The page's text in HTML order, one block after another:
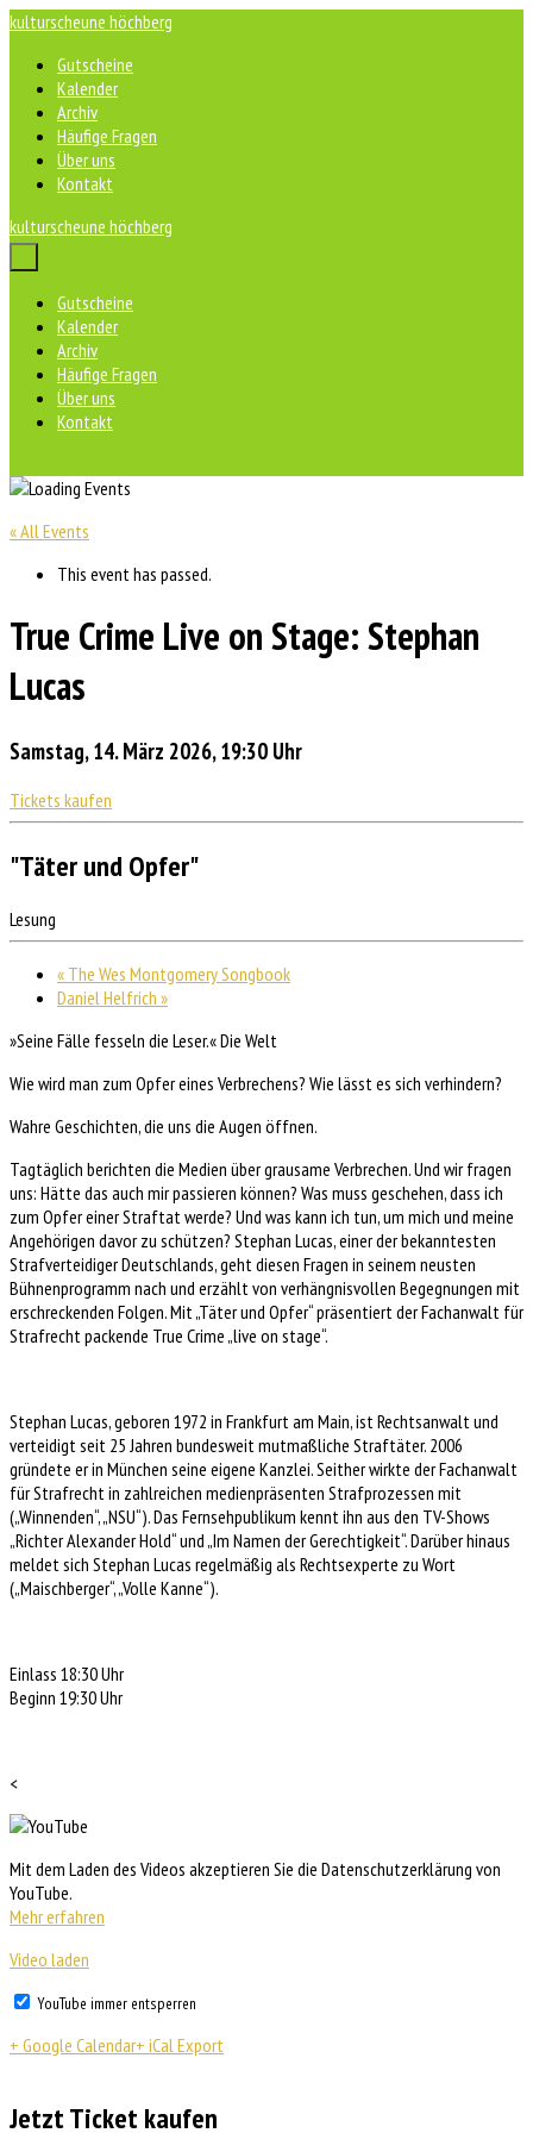
Zum
springen
kulturscheune höchberg
Gutscheine
Kalender
Archiv
Häufige Fragen
Über uns
Kontakt
kulturscheune höchberg
Menü-
Gutscheine
Kalender
Archiv
Häufige Fragen
Über uns
Kontakt
« All Events
This event has passed.
True Crime Live on Stage: Stephan
Lucas
Samstag, 14. März 2026, 19:30 Uhr
Tickets kaufen
"Täter und Opfer"
Lesung
« The Wes Montgomery Songbook
Daniel Helfrich »
»Seine Fälle fesseln die Leser.« Die Welt
Wie wird man zum Opfer eines Verbrechens? Wie lässt es sich verhindern?
Wahre Geschichten, die uns die Augen öffnen.
Tagtäglich berichten die Medien über grausame Verbrechen. Und wir fragen
uns: Hätte das auch mir passieren können? Was muss geschehen, dass ich
zum Opfer einer Straftat werde? Und was kann ich tun, um mich und meine
Angehörigen davor zu schützen? Stephan Lucas, einer der bekanntesten
Strafverteidiger Deutschlands, geht diesen Fragen in seinem neusten
Bühnenprogramm nach und erzählt von verhängnisvollen Begegnungen mit
erschreckenden Folgen. Mit „Täter und Opfer“ präsentiert der Fachanwalt für
Strafrecht packende True Crime „live on stage“.
Stephan Lucas, geboren 1972 in Frankfurt am Main, ist Rechtsanwalt und
verteidigt seit 25 Jahren bundesweit mutmaßliche Straftäter. 2006
gründete er in München seine eigene Kanzlei.Seither wirkte der Fachanwalt
für Strafrecht in zahlreichen medienpräsenten Strafprozessen mit
(„Winnenden“, „NSU“). Das Fernsehpublikum kennt ihn aus den TV-Shows
„Richter Alexander Hold“ und „Im Namen der Gerechtigkeit“. Darüber hinaus
meldet sich Stephan Lucas regelmäßig als Rechtsexperte zu Wort
(„Maischberger“, „Volle Kanne“).
Einlass 18:30 Uhr
Beginn 19:30 Uhr
<
Mit dem Laden des Videos akzeptieren Sie die Datenschutzerklärung von
YouTube.
Mehr erfahren
Video laden
YouTube immer entsperren
+ Google Calendar+ iCal Export
Jetzt Ticket kaufen